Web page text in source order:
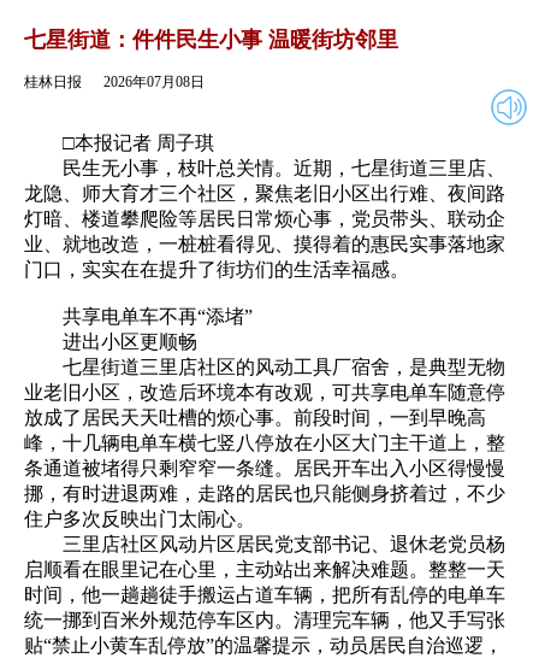
2026年07月08日
七星街道：件件民生小事 温暖街坊邻里
桂林日报 2026年07月08日
□本报记者 周子琪
民生无小事，枝叶总关情。近期，七星街道三里店、
龙隐、师大育才三个社区，聚焦老旧小区出行难、夜间路
灯暗、楼道攀爬险等居民日常烦心事，党员带头、联动企
业、就地改造，一桩桩看得见、摸得着的惠民实事落地家
门口，实实在在提升了街坊们的生活幸福感。
共享电单车不再“添堵”
进出小区更顺畅
七星街道三里店社区的风动工具厂宿舍，是典型无物
业老旧小区，改造后环境本有改观，可共享电单车随意停
放成了居民天天吐槽的烦心事。前段时间，一到早晚高
峰，十几辆电单车横七竖八停放在小区大门主干道上，整
条通道被堵得只剩窄窄一条缝。居民开车出入小区得慢慢
挪，有时进退两难，走路的居民也只能侧身挤着过，不少
住户多次反映出门太闹心。
三里店社区风动片区居民党支部书记、退休老党员杨
启顺看在眼里记在心里，主动站出来解决难题。整整一天
时间，他一趟趟徒手搬运占道车辆，把所有乱停的电单车
统一挪到百米外规范停车区内。清理完车辆，他又手写张
贴“禁止小黄车乱停放”的温馨提示，动员居民自治巡逻，